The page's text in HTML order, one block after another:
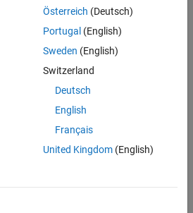
Österreich (Deutsch)
Portugal (English)
Sweden (English)
Switzerland
Deutsch
English
Français
United Kingdom(English)